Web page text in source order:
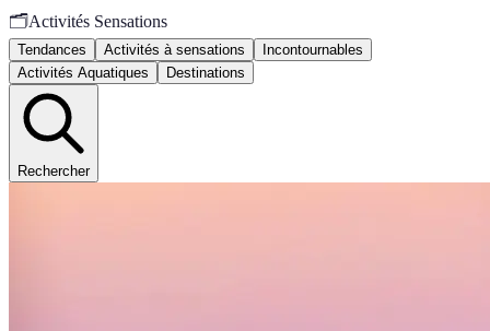
🗂️Activités Sensations
Tendances Activités à sensations
Incontournables
Activités Aquatiques
Destinations
Rechercher